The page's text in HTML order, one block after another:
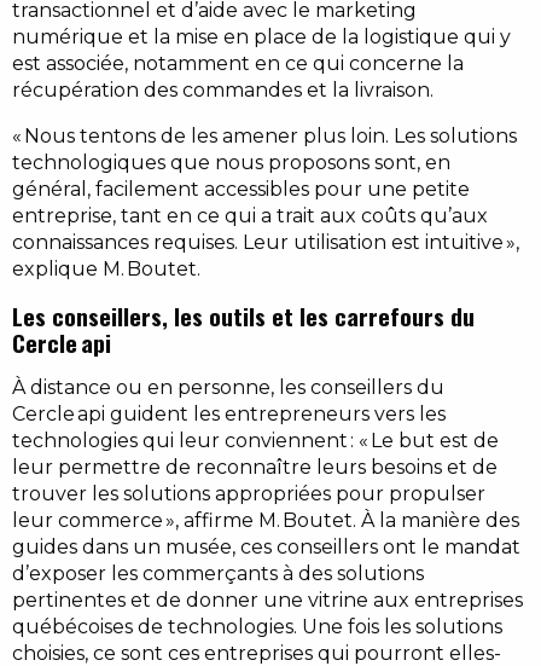
transactionnel et d’aide avec le marketing
numérique et la mise en place de la logistique qui y
est associée, notamment en ce qui concerne la
récupération des commandes et la livraison.
« Nous tentons de les amener plus loin. Les solutions
technologiques que nous proposons sont, en
général, facilement accessibles pour une petite
entreprise, tant en ce qui a trait aux coûts qu’aux
connaissances requises. Leur utilisation est intuitive »,
explique M. Boutet.
Les conseillers, les outils et les carrefours du
Cercle api
À distance ou en personne, les conseillers du
Cercle api guident les entrepreneurs vers les
technologies qui leur conviennent : « Le but est de
leur permettre de reconnaître leurs besoins et de
trouver les solutions appropriées pour propulser
leur commerce », affirme M. Boutet. À la manière des
guides dans un musée, ces conseillers ont le mandat
d’exposer les commerçants à des solutions
pertinentes et de donner une vitrine aux entreprises
québécoises de technologies. Une fois les solutions
choisies, ce sont ces entreprises qui pourront elles-